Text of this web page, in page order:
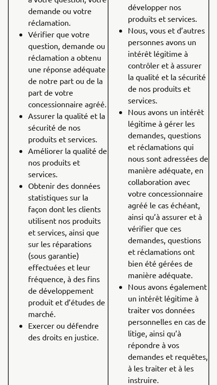
demande ou votre
réclamation.
Vérifier que votre
question, demande ou
réclamation a obtenu
une réponse adéquate
de notre part ou de la
part de votre
concessionnaire agréé.
Assurer la qualité et la
sécurité de nos
produits et services.
Améliorer la qualité de
nos produits et
services.
Obtenir des données
statistiques sur la
façon dont les clients
utilisent nos produits
et services, ainsi que
sur les réparations
(sous garantie)
effectuées et leur
fréquence, à des fins
de développement
produit et d’études de
marché.
Exercer ou défendre
des droits en justice.
développer nos
produits et services.
Nous, vous et d’autres
personnes avons un
intérêt légitime à
contrôler et à assurer
la qualité et la sécurité
de nos produits et
services.
Nous avons un intérêt
légitime à gérer les
demandes, questions
et réclamations qui
nous sont adressées de
manière adéquate, en
collaboration avec
votre concessionnaire
agréé le cas échéant,
ainsi qu’à assurer et à
vérifier que ces
demandes, questions
et réclamations ont
bien été gérées de
manière adéquate.
Nous avons également
un intérêt légitime à
traiter vos données
personnelles en cas de
litige, ainsi qu’à
répondre à vos
demandes et requêtes,
à les traiter et à les
instruire.